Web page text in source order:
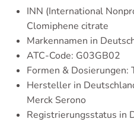
INN (International
Clomiphene citrate
Markennamen in
ATC-Code: G03GB02
Formen & Dosierungen:
Hersteller in
Merck Serono
Registrierungsstatus in